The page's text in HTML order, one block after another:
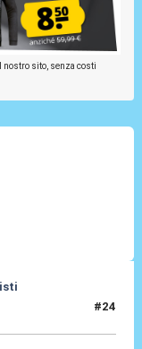
sito, senza costi
#24